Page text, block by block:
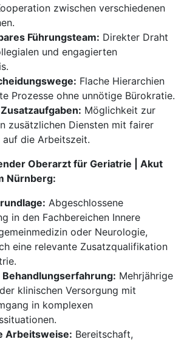
zwischen verschiedenen
Führungsteam: Direkter Draht
und engagierten
Flache Hierarchien
Prozesse ohne unnötige Bürokratie.
Möglichkeit zur
zusätzlichen Diensten mit fairer
auf die Arbeitszeit.
Oberarzt für Geriatrie | Akut
Nürnberg:
Abgeschlossene
in den Fachbereichen Innere
oder Neurologie,
eine relevante Zusatzqualifikation
Behandlungserfahrung: Mehrjährige
klinischen Versorgung mit
in komplexen
Arbeitsweise: Bereitschaft,